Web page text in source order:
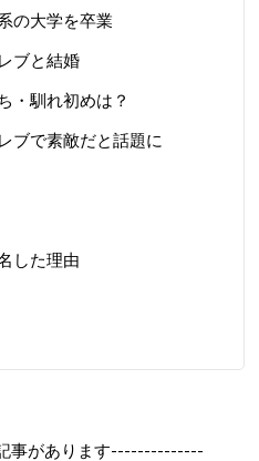
の大学を卒業
ブと結婚
・馴れ初めは？
ブで素敵だと話題に
した理由
事があります--------------